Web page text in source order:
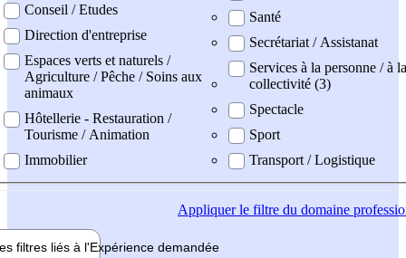
Conseil / Etudes
Direction d'entreprise
Espaces verts et naturels /
Agriculture / Pêche / Soins aux
animaux
Hôtellerie - Restauration /
Tourisme / Animation
Immobilier
Santé
Secrétariat / Assistanat
Services à la personne / à la
collectivité (3)
Spectacle
Sport
Transport / Logistique
Appliquerle filtre du domaine
filtres liés à l'Expérience demandée